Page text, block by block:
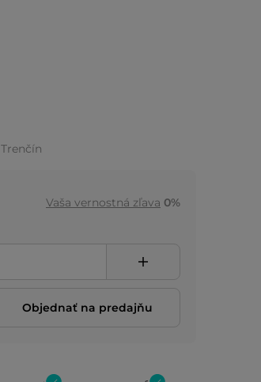
Trenčín
Vaša vernostná zľava 0%
Objednať na predajňu